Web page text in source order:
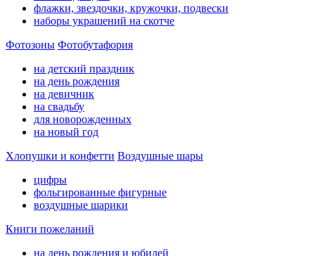
флажки, звездочки, кружочки, подвески
наборы украшений на скотче
Фотозоны Фотобутафория
на детский праздник
на день рождения
на девичник
на свадьбу
для новорожденных
на новый год
Хлопушки и конфетти Воздушные шары
цифры
фольгированные фигурные
воздушные шарики
Книги пожеланий
на день рождения и юбилей